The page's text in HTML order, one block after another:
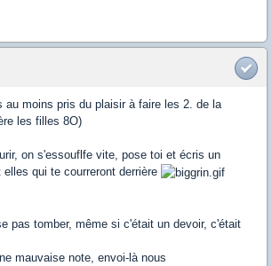
au moins pris du plaisir à faire les 2. de la
les filles 8O)
on s'essouflfe vite, pose toi et écris un
qui te courreront derrière
pas tomber, même si c'était un devoir, c'était
mauvaise note, envoi-là nous